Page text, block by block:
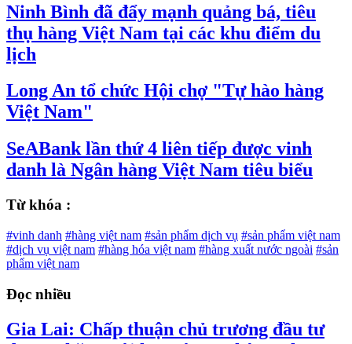
Ninh Bình đã đẩy mạnh quảng bá, tiêu
thụ hàng Việt Nam tại các khu điểm du
lịch
Long An tổ chức Hội chợ "Tự hào hàng
Việt Nam"
SeABank lần thứ 4 liên tiếp được vinh
danh là Ngân hàng Việt Nam tiêu biểu
Từ khóa :
#vinh danh #hàng việt nam #sản phẩm dịch vụ #sản phẩm việt nam
#dịch vụ việt nam #hàng hóa việt nam #hàng xuất nước ngoài #sản
phẩm việt nam
Đọc nhiều
Gia Lai: Chấp thuận chủ trương đầu tư